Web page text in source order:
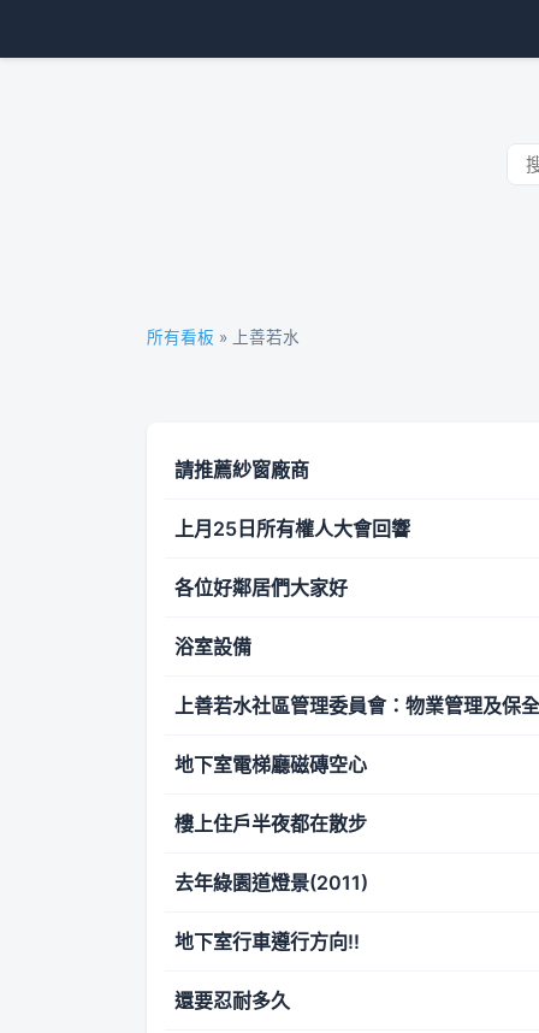
所有看板 » 上善若水
請推薦紗窗廠商
上月25日所有權人大會回響
各位好鄰居們大家好
浴室設備
上善若水社區管理委員會：物業管理及保
地下室電梯廳磁磚空心
樓上住戶半夜都在散步
去年綠園道燈景(2011)
地下室行車遵行方向!!
還要忍耐多久